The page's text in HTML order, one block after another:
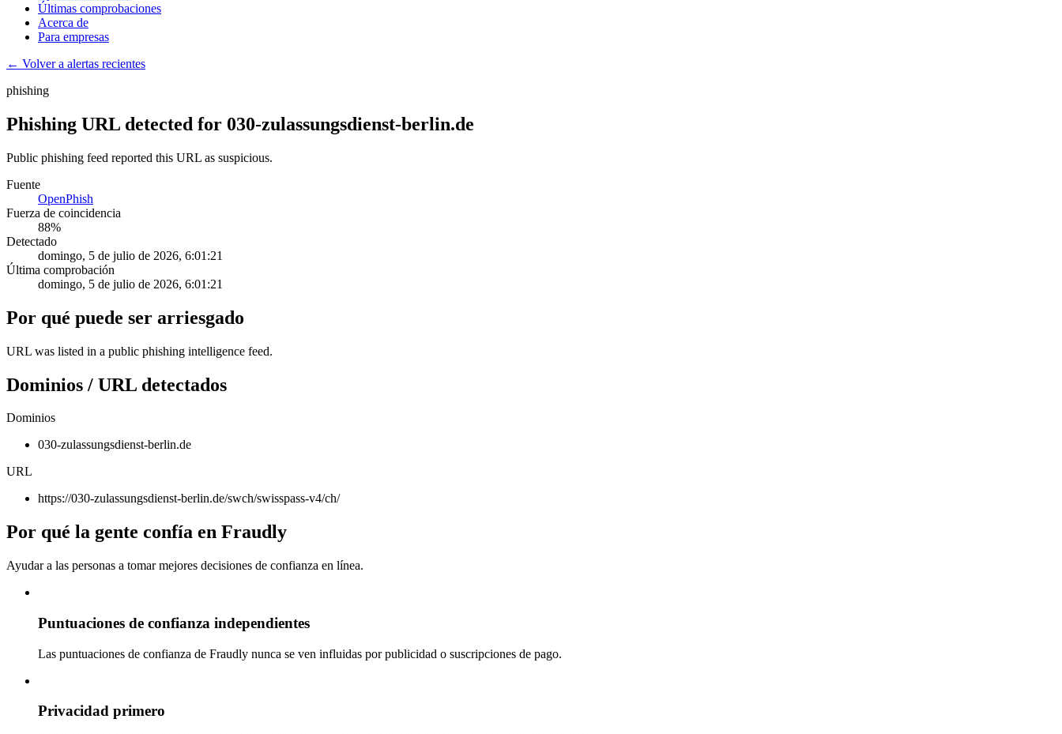
Últimas comprobaciones
Acerca de
Para empresas
← Volver a alertas recientes
phishing
Phishing URL detected for 030-zulassungsdienst-berlin.de
Public phishing feed reported this URL as suspicious.
Fuente
OpenPhish
Fuerza de coincidencia
88%
Detectado
domingo, 5 de julio de 2026, 6:01:21
Última comprobación
domingo, 5 de julio de 2026, 6:01:21
Por qué puede ser arriesgado
URL was listed in a public phishing intelligence feed.
Dominios / URL detectados
Dominios
030-zulassungsdienst-berlin.de
URL
https://030-zulassungsdienst-berlin.de/swch/swisspass-v4/ch/
Por qué la gente confía en Fraudly
Ayudar a las personas a tomar mejores decisiones de confianza en línea.
Puntuaciones de confianza independientes
Las puntuaciones de confianza de Fraudly nunca se ven influidas por publicidad o suscripciones de pago.
Privacidad primero